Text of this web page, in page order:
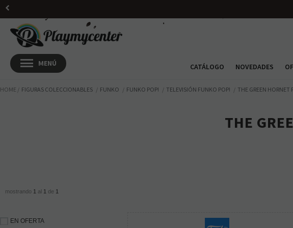
CATÁLOGO NOVEDADES
HOME FIGURAS COLECCIONABLES FUNKO FUNKO POP! TELEVISIÓN FUNKO POP! THE GREEN HORNET
THE
mostrando 1 al 1 de 1
EN OFERTA